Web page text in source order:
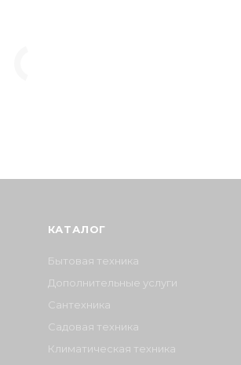
КАТАЛОГ
Бытовая техника
Дополнительные услуги
Сантехника
Садовая техника
Климатическая техника